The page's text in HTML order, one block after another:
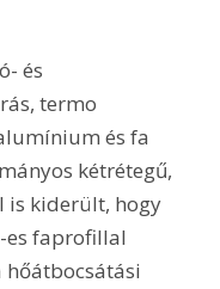
és
termo
és fa
kétrétegű,
is kiderült, hogy
es faprofillal
hőátbocsátási